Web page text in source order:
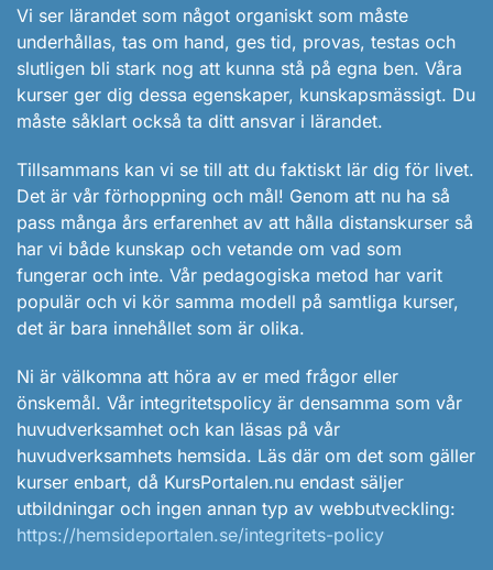
Vi ser lärandet som något organiskt som måste
underhållas, tas om hand, ges tid, provas, testas och
slutligen bli stark nog att kunna stå på egna ben. Våra
kurser ger dig dessa egenskaper, kunskapsmässigt. Du
måste såklart också ta ditt ansvar i lärandet.
Tillsammans kan vi se till att du faktiskt lär dig för livet.
Det är vår förhoppning och mål! Genom att nu ha så
pass många års erfarenhet av att hålla distanskurser så
har vi både kunskap och vetande om vad som
fungerar och inte. Vår pedagogiska metod har varit
populär och vi kör samma modell på samtliga kurser,
det är bara innehållet som är olika.
Ni är välkomna att höra av er med frågor eller
önskemål. Vår integritetspolicy är densamma som vår
huvudverksamhet och kan läsas på vår
huvudverksamhets hemsida. Läs där om det som gäller
kurser enbart, då KursPortalen.nu endast säljer
utbildningar och ingen annan typ av webbutveckling:
https://hemsideportalen.se/integritets-policy